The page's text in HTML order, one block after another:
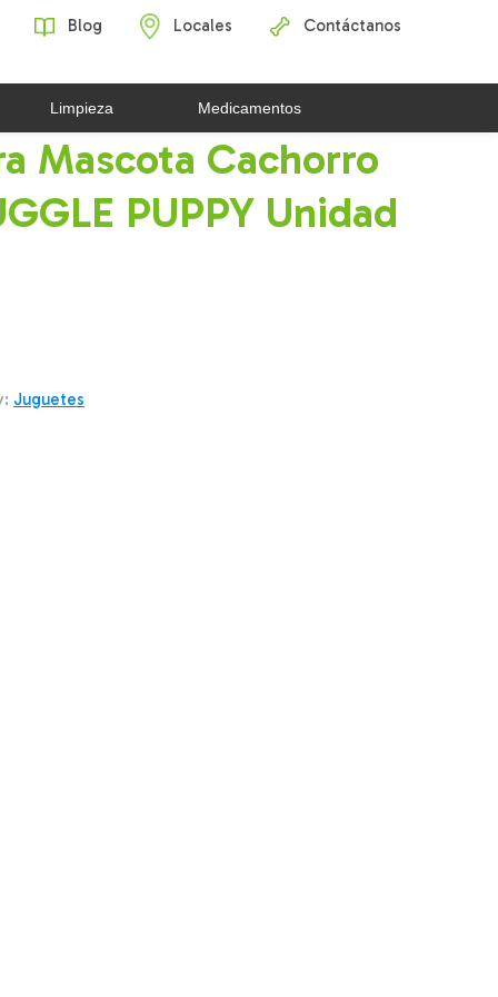
Blog Locales Contáctanos
Limpieza Medicamentos
Mascota Cachorro
PUPPY Unidad
Juguetes